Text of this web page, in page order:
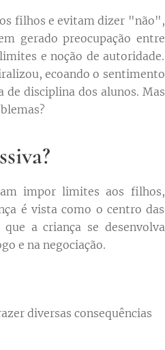
filhos e evitam dizer "não",
gerado preocupação entre
e noção de autoridade.
ecoando o sentimento
disciplina dos alunos. Mas
impor limites aos filhos,
é vista como o centro das
a criança se desenvolva
e na negociação.
diversas consequências